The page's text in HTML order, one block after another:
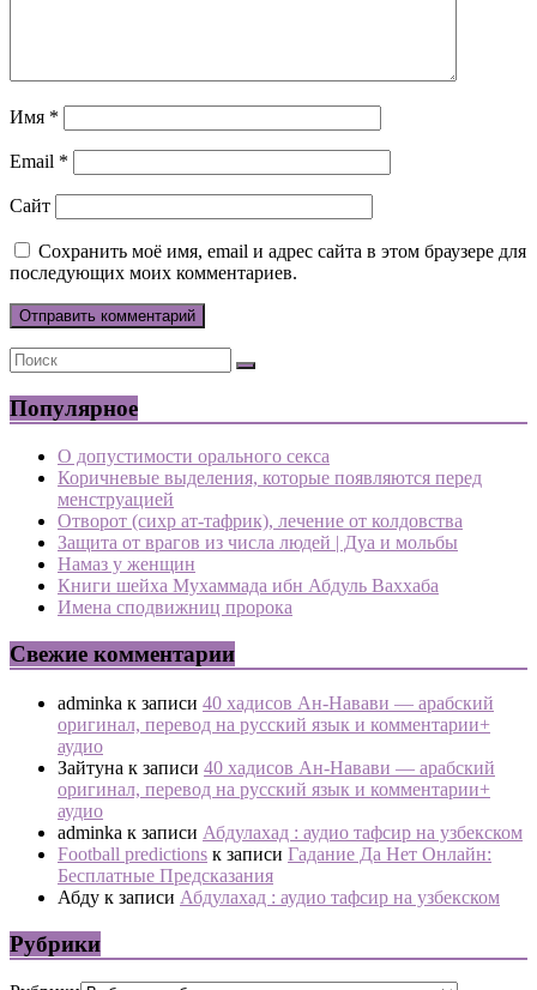
Имя *
Email *
Сайт
Сохранить моё имя, email и адрес сайта в этом браузере для
последующих моих комментариев.
Популярное
О допустимости орального секса
Коричневые выделения, которые появляются перед
менструацией
Отворот (сихр ат-тафрик), лечение от колдовства
Защита от врагов из числа людей | Дуа и мольбы
Намаз у женщин
Книги шейха Мухаммада ибн Абдуль Ваххаба
Имена сподвижниц пророка
Свежие комментарии
adminka к записи 40 хадисов Ан-Навави — арабский
оригинал, перевод на русский язык и комментарии+
аудио
Зайтуна к записи 40 хадисов Ан-Навави — арабский
оригинал, перевод на русский язык и комментарии+
аудио
adminka к записи Абдулахад : аудио тафсир на узбекском
Football predictions к записи Гадание Да Нет Онлайн:
Бесплатные Предсказания
Абду к записи Абдулахад : аудио тафсир на узбекском
Рубрики